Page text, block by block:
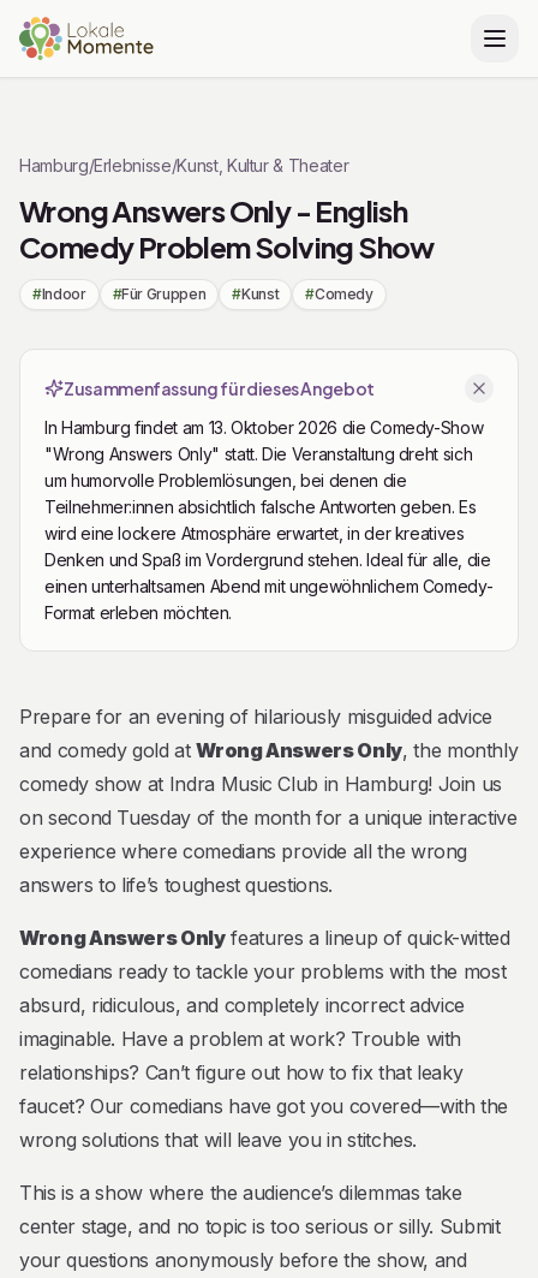
Hamburg/Erlebnisse/Kunst, Kultur & Theater
Wrong Answers Only - English
Comedy Problem Solving Show
#Indoor #Für Gruppen #Kunst #Comedy
Zusammenfassung für dieses Angebot
In Hamburg findet am 13. Oktober 2026 die Comedy-Show
"Wrong Answers Only" statt. Die Veranstaltung dreht sich
um humorvolle Problemlösungen, bei denen die
Teilnehmer:innen absichtlich falsche Antworten geben. Es
wird eine lockere Atmosphäre erwartet, in der kreatives
Denken und Spaß im Vordergrund stehen. Ideal für alle, die
einen unterhaltsamen Abend mit ungewöhnlichem Comedy-
Format erleben möchten.
Beschreibung
Prepare for an evening of hilariously misguided advice
and comedy gold atWrong Answers Only, the monthly
comedy show at Indra Music Club in Hamburg! Join us
on second Tuesday of the month for a unique interactive
experience where comedians provide all the wrong
answers to life’s toughest questions.
Wrong Answers Onlyfeatures a lineup of quick-witted
comedians ready to tackle your problems with the most
absurd, ridiculous, and completely incorrect advice
imaginable. Have a problem at work? Trouble with
relationships? Can’t figure out how to fix that leaky
faucet? Our comedians have got you covered—with the
wrong solutions that will leave you in stitches.
This is a show where the audience’s dilemmas take
center stage, and no topic is too serious or silly. Submit
your questions anonymously before the show, and